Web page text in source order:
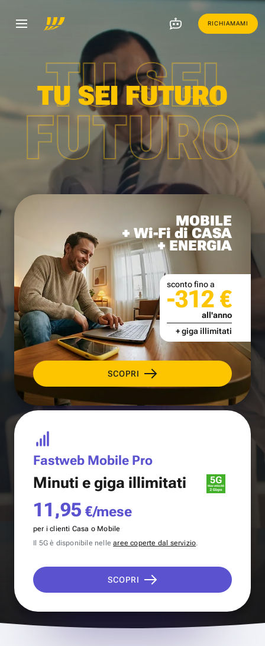
RICHIAMAMI
TU SEI
FUTURO
TU SEI FUTURO
MOBILE
+ Wi-Fi di CASA
+ ENERGIA
SCOPRI
sconto fino a
-312 €
all'anno
+ giga illimitati
Fastweb Mobile Pro
Minuti e giga illimitati
11,95 €/mese
per i clienti Casa o Mobile
Il 5G è disponibile nellearee coperte dal servizio.
SCOPRI